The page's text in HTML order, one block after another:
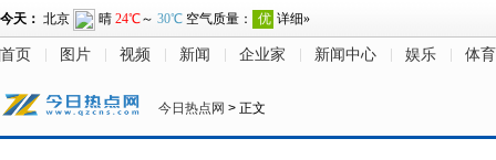
首页 图片 视频 新闻 企业家 新闻中心 娱乐 体育
今日热点网 > 正文